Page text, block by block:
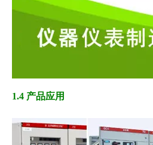
1.4 产品应用